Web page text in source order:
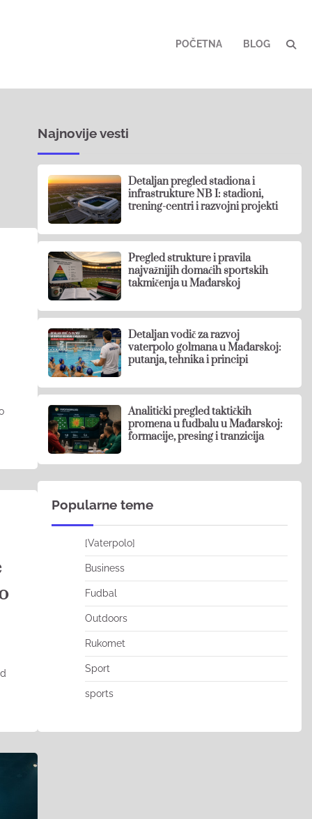
POČETNA BLOG
Najnovije vesti
Detaljan pregled stadiona i
infrastrukture NB I: stadioni,
trening-centri i razvojni projekti
Pregled strukture i pravila
najvažnijih domaćih sportskih
takmičenja u Mađarskoj
Detaljan vodič za razvoj
vaterpolo golmana u Mađarskoj:
putanja, tehnika i principi
Analitički pregled taktičkih
promena u fudbalu u Mađarskoj:
formacije, presing i tranzicija
Popularne teme
[Vaterpolo]
Business
Fudbal
Outdoors
Rukomet
Sport
sports